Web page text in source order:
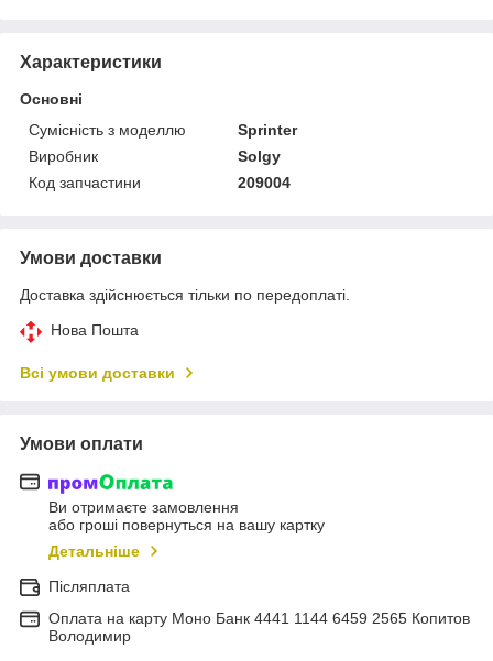
Характеристики
Основні
Сумісність з моделлю
Sprinter
Виробник
Solgy
Код запчастини
209004
Умови доставки
Доставка здійснюється тільки по передоплаті.
Нова Пошта
Всі умови доставки
Умови оплати
Ви отримаєте замовлення
або гроші повернуться на вашу картку
Детальніше
Післяплата
Оплата на карту Моно Банк 4441 1144 6459 2565 Копитов
Володимир